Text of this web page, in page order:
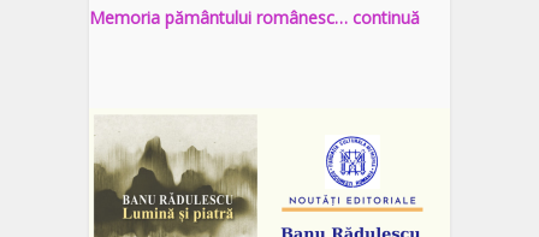
Memoria pământului românesc… continuă